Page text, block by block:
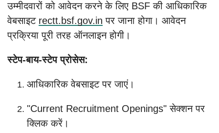
उम्मीदवारों को आवेदन करने के लिए BSF की आधिकारिक
वेबसाइट rectt.bsf.gov.in पर जाना होगा। आवेदन
प्रक्रिया पूरी तरह ऑनलाइन होगी।
स्टेप-बाय-स्टेप प्रोसेस:
आधिकारिक वेबसाइट पर जाएं।
"Current Recruitment Openings" सेक्शन पर
क्लिक करें।